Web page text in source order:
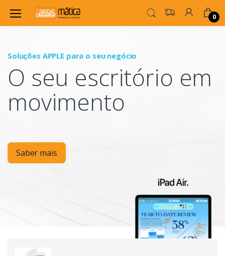
0
Soluções APPLE para o seu negócio
O seu escritório em
movimento
Saber mais